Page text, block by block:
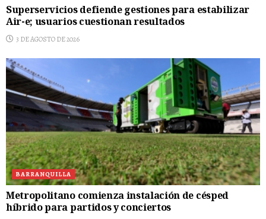
Superservicios defiende gestiones para estabilizar
Air-e; usuarios cuestionan resultados
3 DE AGOSTO DE 2026
BARRANQUILLA
Metropolitano comienza instalación de césped
híbrido para partidos y conciertos